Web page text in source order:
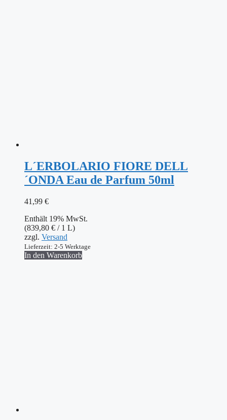
L´ERBOLARIO FIORE DELL
´ONDA Eau de Parfum 50ml
41,99 €
Enthält 19% MwSt.
(839,80 € / 1 L)
zzgl. Versand
Lieferzeit: 2-5 Werktage
In den Warenkorb